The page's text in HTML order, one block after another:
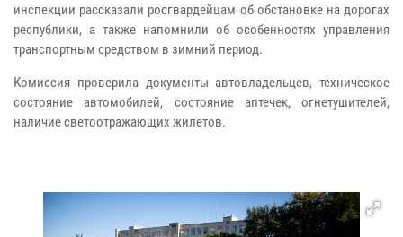
инспекции рассказали росгвардейцам об обстановке на дорогах
республики, а также напомнили об особенностях управления
транспортным средством в зимний период.
Комиссия проверила документы автовладельцев, техническое
состояние автомобилей, состояние аптечек, огнетушителей,
наличие светоотражающих жилетов.